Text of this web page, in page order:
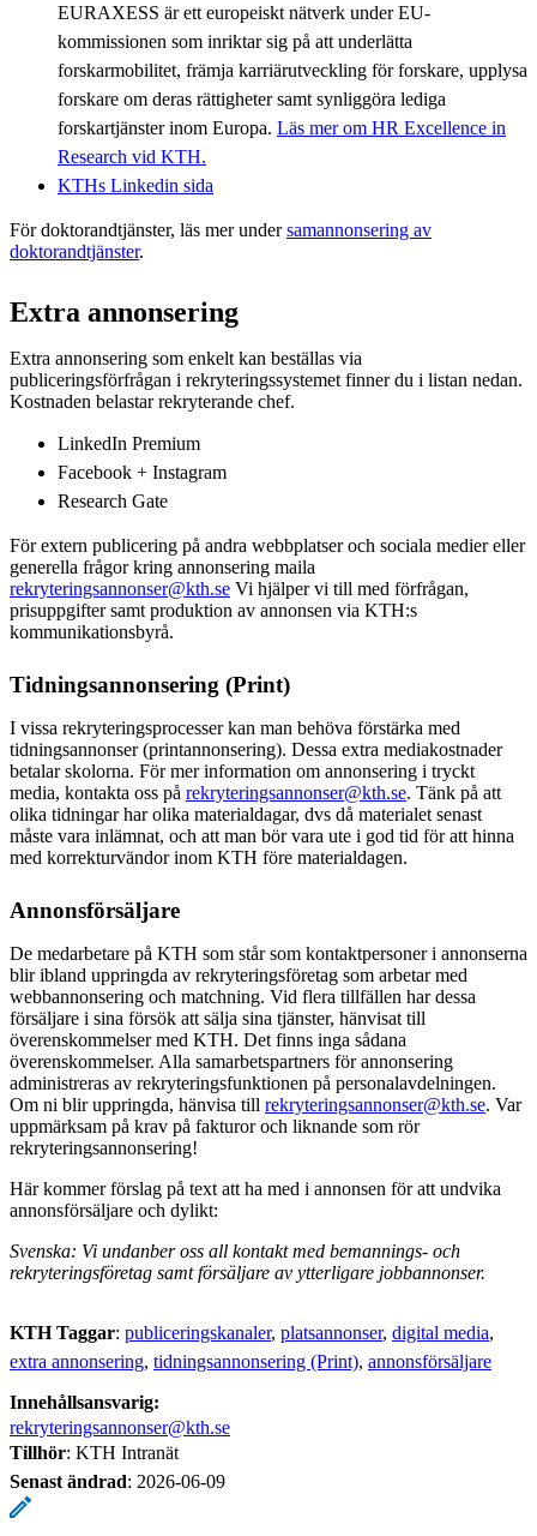
EURAXESS är ett europeiskt nätverk under EU-
kommissionen som inriktar sig på att underlätta
forskarmobilitet, främja karriärutveckling för forskare, upplysa
forskare om deras rättigheter samt synliggöra lediga
forskartjänster inom Europa. Läs mer om HR Excellence in
Research vid KTH.
KTHs Linkedin sida
För doktorandtjänster, läs mer undersamannonsering av
doktorandtjänster.
Extra annonsering
Extra annonsering som enkelt kan beställas via
publiceringsförfrågan i rekryteringssystemet finner du i listan nedan.
Kostnaden belastar rekryterande chef.
LinkedIn Premium
Facebook + Instagram
Research Gate
För extern publicering på andra webbplatser och sociala medier eller
generella frågor kring annonsering maila
rekryteringsannonser@kth.se Vi hjälper vi till med förfrågan,
prisuppgifter samt produktion av annonsen via KTH:s
kommunikationsbyrå.
Tidningsannonsering (Print)
I vissa rekryteringsprocesser kan man behöva förstärka med
tidningsannonser (printannonsering). Dessa extra mediakostnader
betalar skolorna. För mer information om annonsering i tryckt
media, kontakta oss på rekryteringsannonser@kth.se. Tänk på att
olika tidningar har olika materialdagar, dvs då materialet senast
måste vara inlämnat, och att man bör vara ute i god tid för att hinna
med korrekturvändor inom KTH före materialdagen.
Annonsförsäljare
De medarbetare på KTH som står som kontaktpersoner i annonserna
blir ibland uppringda av rekryteringsföretag som arbetar med
webbannonsering och matchning. Vid flera tillfällen har dessa
försäljare i sina försök att sälja sina tjänster, hänvisat till
överenskommelser med KTH. Det finns inga sådana
överenskommelser. Alla samarbetspartners för annonsering
administreras av rekryteringsfunktionen på personalavdelningen.
Om ni blir uppringda, hänvisa till rekryteringsannonser@kth.se. Var
uppmärksam på krav på fakturor och liknande som rör
rekryteringsannonsering!
Här kommer förslag på text att ha med i annonsen för att undvika
annonsförsäljare och dylikt:
Svenska: Vi undanber oss all kontakt med bemannings- och
rekryteringsföretag samt försäljare av ytterligare jobbannonser.
KTH Taggar: publiceringskanaler platsannonser digital media
extra annonsering tidningsannonsering (Print) annonsförsäljare
Innehållsansvarig:
rekryteringsannonser@kth.se
Tillhör: KTH Intranät
Senast ändrad: 2026-06-09